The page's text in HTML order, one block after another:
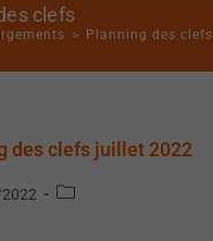
clefs
> Planning des clefs
des clefs juillet 2022